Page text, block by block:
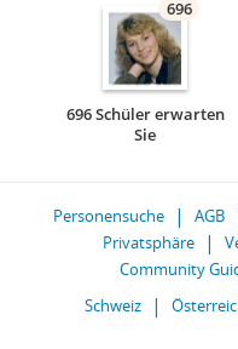
696
696 Schüler erwarten
Sie
Personensuche AGB
Privatsphäre
Community
Schweiz